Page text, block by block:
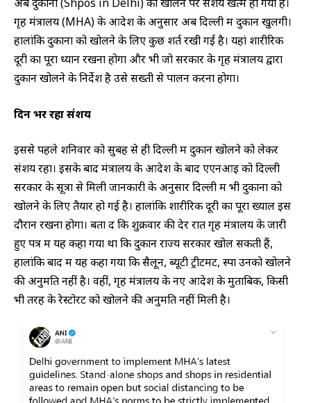
गृह मंत्रालय (MHA) के आदेश के अनुसार अब दिल्‍ली में दुकानें खुलेंगी।
हालांकि दुकानों को खोलने के लिए कुछ शर्त रखी गई है। यहां शारीरिक
दूरी का पूरा ध्‍यान रखना होगा और भी जो सरकार के गृह मंत्रालय द्वारा
दुकान खोलने के निर्देश है उसे सख्‍ती से पालन करना होगा।
दिन भर रहा संशय
इससे पहले शनिवार को सुबह से ही दिल्‍ली में दुकानें खोलने को लेकर
संशय रहा। इसके बाद मंत्रालय के आदेश के बाद एएनआइ को दिल्‍ली
सरकार के सूत्रों से मिली जानकारी के अनुसार दिल्‍ली में भी दुकानों को
खोलने के लिए तैयार हो गई है। हालांकि शारीरिक दूरी का पूरा ख्‍याल इस
दौरान रखना होगा। बता दें कि शुक्रवार की देर रात गृह मंत्रालय के जारी
हुए पत्र में यह कहा गया था कि दुकानें राज्‍य सरकार खोल सकती हैं,
हालांकि बाद में यह कहा गया कि सैलून, ब्यूटी ट्रीटमेंट, स्पा उनको खोलने
की अनुमति नहीं है। वहीं, गृह मंत्रालय के नए आदेश के मुताबिक, किसी
भी तरह के रेस्टोरेंट को खोलने की अनुमति नहीं मिली है।